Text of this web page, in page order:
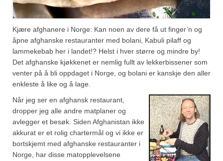
Olivenolje, oppskrifter
Krydder, oppskrifter
Albóndigaskrydder
Bouquet garni
Brennesle
Cajunkrydder, mildt
Cajunkrydder, sterkt
Estragon
Kjære afghanere i Norge: Kan noen av dere få ut finger’n og
åpne afghanske restauranter med bolani, Kabuli pilaff og
lammekebab her i landet!? Helst i hver større og mindre by!
Det afghanske kjøkkenet er nemlig fullt av lekkerbissener som
venter på å bli oppdaget i Norge, og bolani er kanskje den aller
enkleste å like og å lage.
Når jeg ser en afghansk restaurant,
dropper jeg alle andre matplaner og
avlegger et besøk. Siden Afghanistan ikke
akkurat er et rolig chartermål og vi ikke er
bortskjemt med afghanske restauranter i
Norge, har disse matopplevelsene